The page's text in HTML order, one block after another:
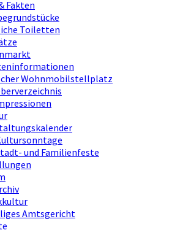
Fakten
Toiletten
Wohnmobilstellplatz
und Familienfeste
Amtsgericht